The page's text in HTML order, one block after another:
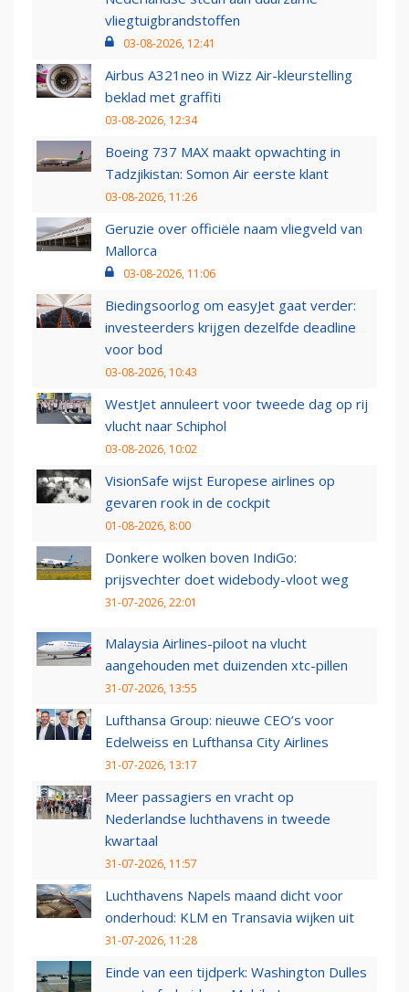
vliegtuigbrandstoffen
03-08-2026, 12:41
Airbus A321neo in Wizz Air-kleurstelling
beklad met graffiti
03-08-2026, 12:34
Boeing 737 MAX maakt opwachting in
Tadzjikistan: Somon Air eerste klant
03-08-2026, 11:26
Geruzie over officiële naam vliegveld van
Mallorca
03-08-2026, 11:06
Biedingsoorlog om easyJet gaat verder:
investeerders krijgen dezelfde deadline
voor bod
03-08-2026, 10:43
WestJet annuleert voor tweede dag op rij
vlucht naar Schiphol
03-08-2026, 10:02
VisionSafe wijst Europese airlines op
gevaren rook in de cockpit
01-08-2026, 8:00
Donkere wolken boven IndiGo:
prijsvechter doet widebody-vloot weg
31-07-2026, 22:01
Malaysia Airlines-piloot na vlucht
aangehouden met duizenden xtc-pillen
31-07-2026, 13:55
Lufthansa Group: nieuwe CEO’s voor
Edelweiss en Lufthansa City Airlines
31-07-2026, 13:17
Meer passagiers en vracht op
Nederlandse luchthavens in tweede
kwartaal
31-07-2026, 11:57
Luchthavens Napels maand dicht voor
onderhoud: KLM en Transavia wijken uit
31-07-2026, 11:28
Einde van een tijdperk: Washington Dulles